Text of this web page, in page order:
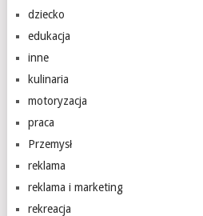
dziecko
edukacja
inne
kulinaria
motoryzacja
praca
Przemysł
reklama
reklama i marketing
rekreacja